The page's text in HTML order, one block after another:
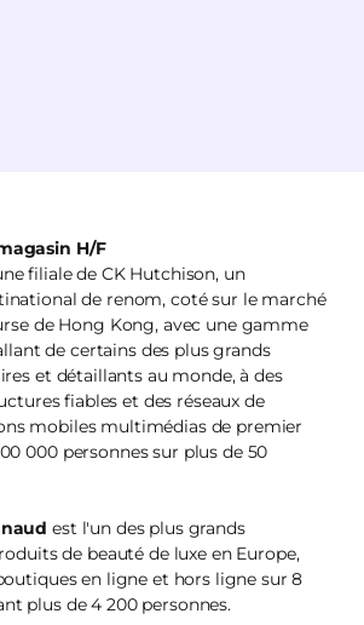
H/F
filiale de CK Hutchison, un
de renom, coté sur le marché
de Hong Kong, avec une gamme
de certains des plus grands
et détaillants au monde, à des
fiables et des réseaux de
mobiles multimédias de premier
000 personnes sur plus de 50
est l'un des plus grands
de beauté de luxe en Europe,
en ligne et hors ligne sur 8
plus de 4 200 personnes.